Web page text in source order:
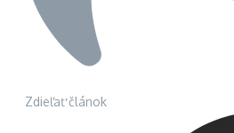
Zdieľať článok